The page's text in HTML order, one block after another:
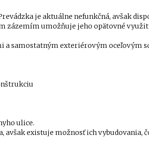
je aktuálne nefunkčná, avšak
zázemím umožňuje jeho opätovné
a samostatným exteriérovým oceľovým
ulice.
avšak existuje možnosť ich vybudovania,